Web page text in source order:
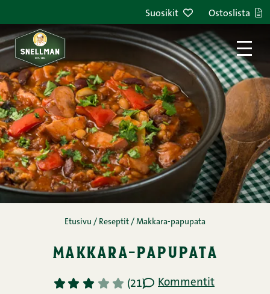
Suosikit Ostoslista
Etusivu / Reseptit / Makkara-papupata
makkara-papupata
1 2 3 4 5 (21) Kommentit